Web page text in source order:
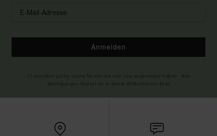
Anmelden